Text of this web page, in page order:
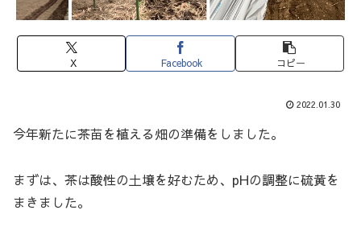
X Facebook コピー
2022.01.30
今年新たに茶苗を植える畑の準備をしました。
まずは、茶は酸性の土壌を好むため、pHの調整に硫黄を
まきました。